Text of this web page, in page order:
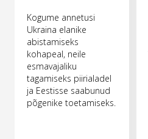
Kogume annetusi
Ukraina elanike
abistamiseks
kohapeal, neile
esmavajaliku
tagamiseks piirialadel
ja Eestisse saabunud
põgenike toetamiseks.